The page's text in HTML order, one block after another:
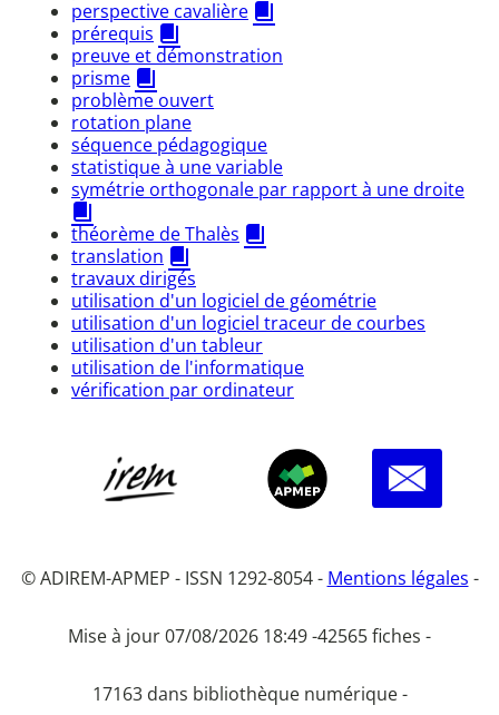
perspective cavalière
prérequis
preuve et démonstration
prisme
problème ouvert
rotation plane
séquence pédagogique
statistique à une variable
symétrie orthogonale par rapport à une droite
théorème de Thalès
translation
travaux dirigés
utilisation d'un logiciel de géométrie
utilisation d'un logiciel traceur de courbes
utilisation d'un tableur
utilisation de l'informatique
vérification par ordinateur
© ADIREM-APMEP - ISSN 1292-8054 - Mentions légales -
Mise à jour 07/08/2026 18:49 -42565 fiches -
17163 dans bibliothèque numérique -